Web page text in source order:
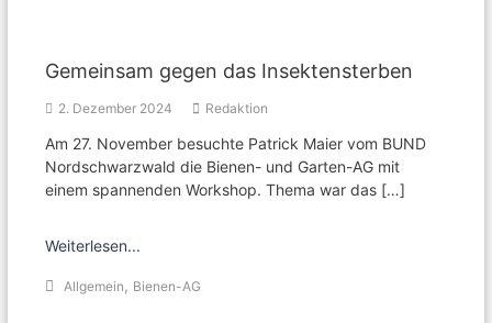
Gemeinsam gegen das Insektensterben
2. Dezember 2024 Redaktion
Am 27. November besuchte Patrick Maier vom BUND
Nordschwarzwald die Bienen- und Garten-AG mit
einem spannenden Workshop. Thema war das […]
Weiterlesen...
Allgemein , Bienen-AG